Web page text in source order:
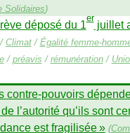
Solidaires)
déposé du 1erjuillet
Climat/ Égalité femme-
/ préavis / rémunération/
contre-pouvoirs
l’autorité qu’ils sont
est fragilisée» (